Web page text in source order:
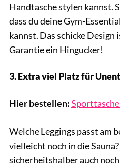
Handtasche stylen kannst.
dass du deine Gym-
kannst. Das schicke
Garantie ein Hingucker!
3. Extra viel Platz für
Hier bestellen:
Welche Leggings passt am
vielleicht noch in die
sicherheitshalber auch